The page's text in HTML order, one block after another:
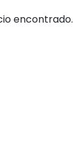
encontrado.